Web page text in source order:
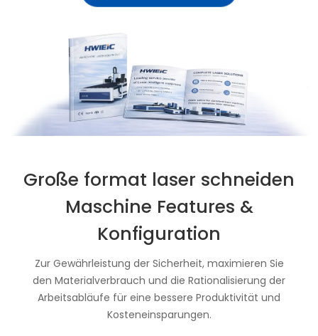
Große format laser schneiden
Maschine Features &
Konfiguration
Zur Gewährleistung der Sicherheit, maximieren Sie
den Materialverbrauch und die Rationalisierung der
Arbeitsabläufe für eine bessere Produktivität und
Kosteneinsparungen.